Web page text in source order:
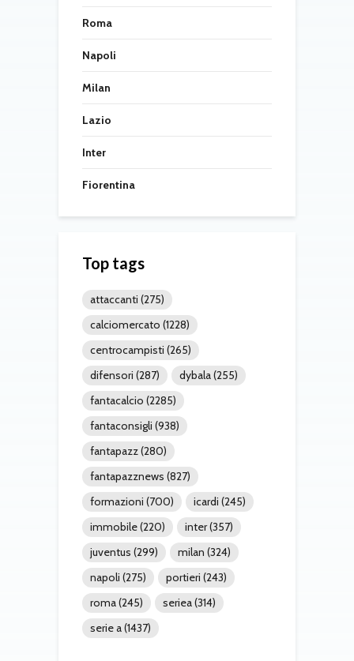
Roma
Napoli
Milan
Lazio
Inter
Fiorentina
Top tags
attaccanti (275)
calciomercato (1228)
centrocampisti (265)
difensori (287) dybala(255)
fantacalcio (2285)
fantaconsigli (938)
fantapazz(280)
fantapazznews (827)
formazioni (700) icardi (245)
immobile(220) inter(357)
juventus (299) milan (324)
napoli (275) portieri (243)
roma(245) seriea(314)
serie a(1437)